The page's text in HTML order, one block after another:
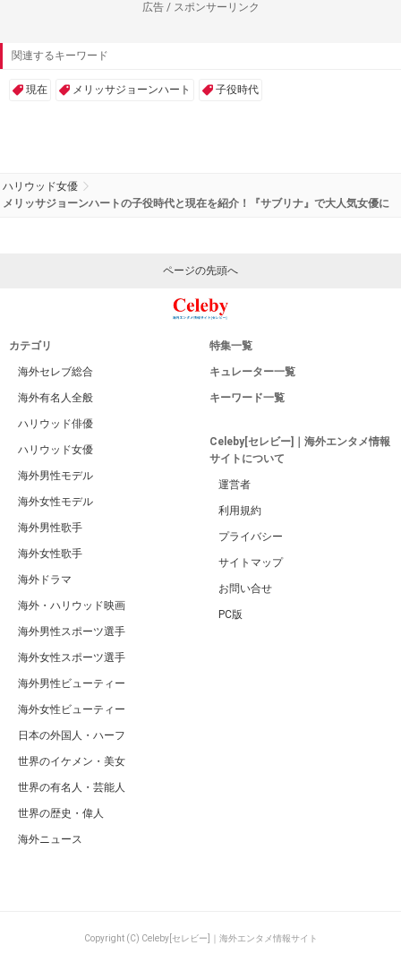
広告 / スポンサーリンク
関連するキーワード
現在 メリッサジョーンハート 子役時代
ハリウッド女優
メリッサジョーンハートの子役時代と現在を紹介！『サブリナ』で大人気女優に
ページの先頭へ
カテゴリ
海外セレブ総合
海外有名人全般
ハリウッド俳優
ハリウッド女優
海外男性モデル
海外女性モデル
海外男性歌手
海外女性歌手
海外ドラマ
海外・ハリウッド映画
海外男性スポーツ選手
海外女性スポーツ選手
海外男性ビューティー
海外女性ビューティー
日本の外国人・ハーフ
世界のイケメン・美女
世界の有名人・芸能人
世界の歴史・偉人
海外ニュース
特集一覧
キュレーター一覧
キーワード一覧
Celeby[セレビー]｜海外エンタメ情報
サイトについて
運営者
利用規約
プライバシー
サイトマップ
お問い合せ
PC版
Copyright (C) Celeby[セレビー]｜海外エンタメ情報サイト